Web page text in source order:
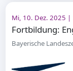
Mi, 10. Dez. 2025 |
Bayerische